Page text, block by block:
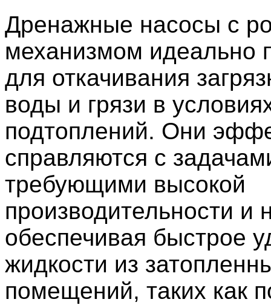
Дренажные насосы с
механизмом идеально
для откачивания
воды и грязи в
подтоплений. Они
справляются с
требующими высокой
производительности и
обеспечивая быстрое
жидкости из
помещений, таких как